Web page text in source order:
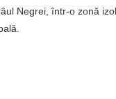
Negrei, într-o zonă